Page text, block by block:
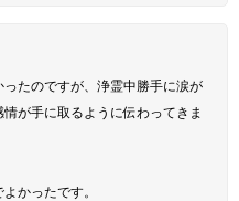
たのですが、浄霊中勝手に涙が
が手に取るように伝わってきま
かったです。